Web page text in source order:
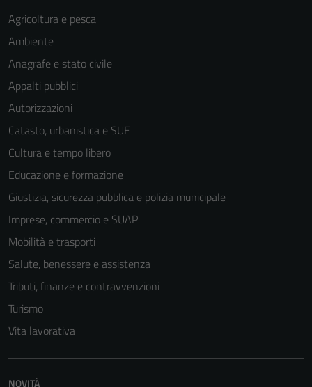
Agricoltura e pesca
Ambiente
Anagrafe e stato civile
Appalti pubblici
Autorizzazioni
Catasto, urbanistica e SUE
Cultura e tempo libero
Educazione e formazione
Giustizia, sicurezza pubblica e polizia municipale
Imprese, commercio e SUAP
Mobilità e trasporti
Salute, benessere e assistenza
Tributi, finanze e contravvenzioni
Turismo
Vita lavorativa
NOVITÀ
informazioni
personali.